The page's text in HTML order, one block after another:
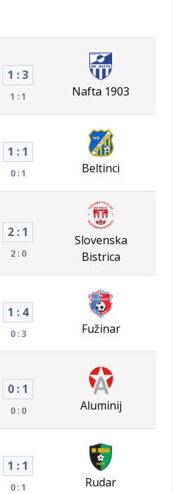
1 : 3
1 : 1 Nafta 1903
1 : 1
0 : 1 Beltinci
2 : 1
2 : 0
Slovenska
Bistrica
1 : 4
0 : 3 Fužinar
0 : 1
0 : 0 Aluminij
1 : 1
0 : 1 Rudar